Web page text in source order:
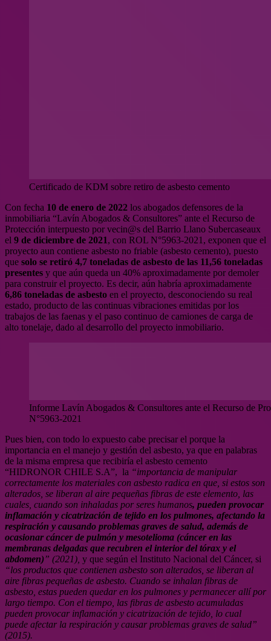
Certificado de KDM sobre retiro de asbesto cemento
Con fecha 10 de enero de 2022 los abogados defensores de la
inmobiliaria “Lavín Abogados & Consultores” ante el Recurso de
Protección interpuesto por vecin@s del Barrio Llano Subercaseaux
el 9 de diciembre de 2021, con ROL N°5963-2021, exponen que el
proyecto aun contiene asbesto no friable (asbesto cemento), puesto
que solo se retiró 4,7 toneladas de asbesto de las 11,56 toneladas
presentes y que aún queda un 40% aproximadamente por demoler
para construir el proyecto. Es decir, aún habría aproximadamente
6,86 toneladas de asbesto en el proyecto, desconociendo su real
estado, producto de las continuas vibraciones emitidas por los
trabajos de las faenas y el paso continuo de camiones de carga de
alto tonelaje, dado al desarrollo del proyecto inmobiliario.
Informe Lavín Abogados & Consultores ante el Recurso de
N°5963-2021
Pues bien, con todo lo expuesto cabe precisar el porque la
importancia en el manejo y gestión del asbesto, ya que en palabras
de la misma empresa que recibiría el asbesto cemento
“HIDRONOR CHILE S.A”, la “importancia de manipular
correctamente los materiales con asbesto radica en que, si estos son
alterados, se liberan al aire pequeñas fibras de este elemento, las
cuales, cuando son inhaladas por seres humanos, pueden provocar
inflamación y cicatrización de tejido en los pulmones, afectando la
respiración y causando problemas graves de salud, además de
ocasionar cáncer de pulmón y mesotelioma (cáncer en las
membranas delgadas que recubren el interior del tórax y el
abdomen)” (2021) y que según el Instituto Nacional del Cáncer, si
“los productos que contienen asbesto son alterados, se liberan al
aire fibras pequeñas de asbesto. Cuando se inhalan fibras de
asbesto, estas pueden quedar en los pulmones y permanecer allí por
largo tiempo. Con el tiempo, las fibras de asbesto acumuladas
pueden provocar inflamación y cicatrización de tejido, lo cual
puede afectar la respiración y causar problemas graves de salud”
(2015).